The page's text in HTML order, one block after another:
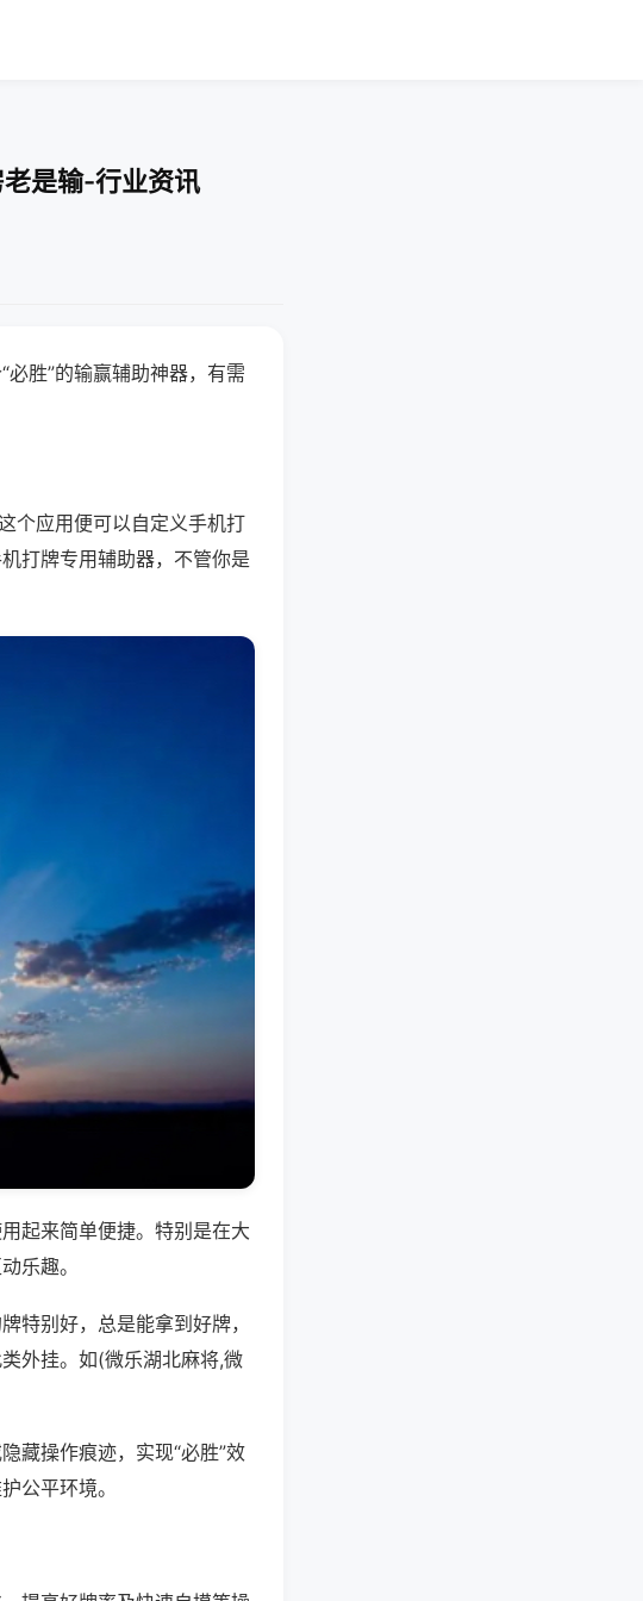
是输-行业资讯
胜”的输赢辅助神器，有需
个应用便可以自定义手机打
打牌专用辅助器，不管你是
起来简单便捷。特别是在大
乐趣。
特别好，总是能拿到好牌，
外挂。如(微乐湖北麻将,微
藏操作痕迹，实现“必胜”效
公平环境。